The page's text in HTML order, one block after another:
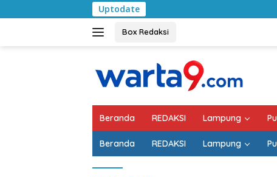
ke
Uptodate
Box Redaksi
Beranda REDAKSI Lampung
Beranda REDAKSI Lampung